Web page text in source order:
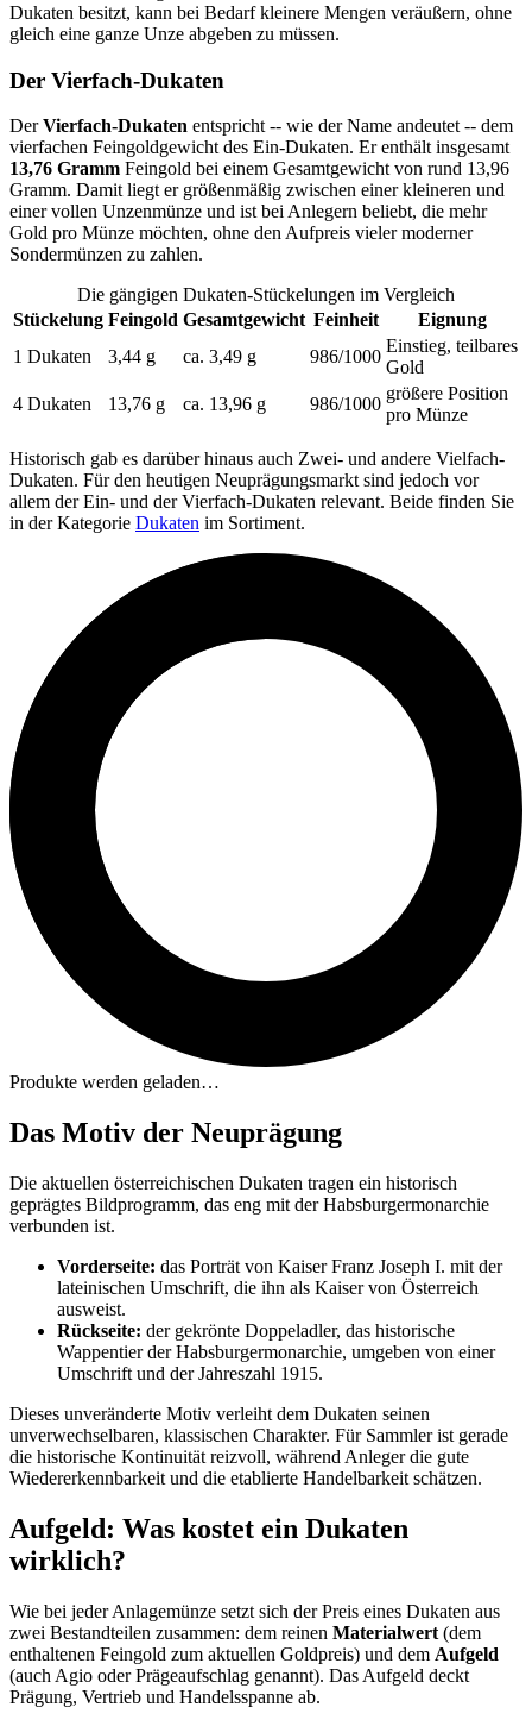
Dukaten besitzt, kann bei Bedarf kleinere Mengen veräußern, ohne
gleich eine ganze Unze abgeben zu müssen.
Der Vierfach-Dukaten
DerVierfach-Dukaten entspricht -- wie der Name andeutet -- dem
vierfachen Feingoldgewicht des Ein-Dukaten. Er enthält insgesamt
13,76 Gramm Feingold bei einem Gesamtgewicht von rund 13,96
Gramm. Damit liegt er größenmäßig zwischen einer kleineren und
einer vollen Unzenmünze und ist bei Anlegern beliebt, die mehr
Gold pro Münze möchten, ohne den Aufpreis vieler moderner
Sondermünzen zu zahlen.
Die gängigen Dukaten-Stückelungen im Vergleich
Stückelung Feingold Gesamtgewicht Feinheit
Eignung
1 Dukaten
3,44 g ca. 3,49 g 986/1000
Einstieg, teilbares
Gold
4 Dukaten
13,76 g ca. 13,96 g 986/1000
größere Position
pro Münze
Historisch gab es darüber hinaus auch Zwei- und andere Vielfach-
Dukaten. Für den heutigen Neuprägungsmarkt sind jedoch vor
allem der Ein- und der Vierfach-Dukaten relevant. Beide finden Sie
in der Kategorie Dukaten im Sortiment.
Produkte werden geladen…
Das Motiv der Neuprägung
Die aktuellen österreichischen Dukaten tragen ein historisch
geprägtes Bildprogramm, das eng mit der Habsburgermonarchie
verbunden ist.
Vorderseite: das Porträt von Kaiser Franz Joseph I. mit der
lateinischen Umschrift, die ihn als Kaiser von Österreich
ausweist.
Rückseite: der gekrönte Doppeladler, das historische
Wappentier der Habsburgermonarchie, umgeben von einer
Umschrift und der Jahreszahl 1915.
Dieses unveränderte Motiv verleiht dem Dukaten seinen
unverwechselbaren, klassischen Charakter. Für Sammler ist gerade
die historische Kontinuität reizvoll, während Anleger die gute
Wiedererkennbarkeit und die etablierte Handelbarkeit schätzen.
Aufgeld: Was kostet ein Dukaten
wirklich?
Wie bei jeder Anlagemünze setzt sich der Preis eines Dukaten aus
zwei Bestandteilen zusammen: dem reinen Materialwert (dem
enthaltenen Feingold zum aktuellen Goldpreis) und dem Aufgeld
(auch Agio oder Prägeaufschlag genannt). Das Aufgeld deckt
Prägung, Vertrieb und Handelsspanne ab.